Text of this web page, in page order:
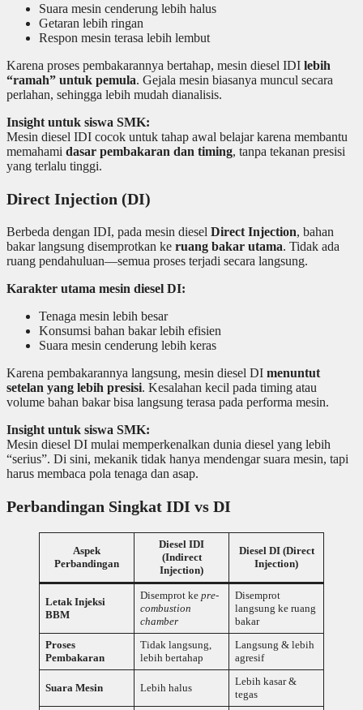
Suara mesin cenderung lebih halus
Getaran lebih ringan
Respon mesin terasa lebih lembut
Karena proses pembakarannya bertahap, mesin diesel IDI lebih
“ramah” untuk pemula. Gejala mesin biasanya muncul secara
perlahan, sehingga lebih mudah dianalisis.
Insight untuk siswa SMK:
Mesin diesel IDI cocok untuk tahap awal belajar karena membantu
memahami dasar pembakaran dan timing, tanpa tekanan presisi
yang terlalu tinggi.
Direct Injection (DI)
Berbeda dengan IDI, pada mesin diesel Direct Injection, bahan
bakar langsung disemprotkan ke ruang bakar utama. Tidak ada
ruang pendahuluan—semua proses terjadi secara langsung.
Karakter utama mesin diesel DI:
Tenaga mesin lebih besar
Konsumsi bahan bakar lebih efisien
Suara mesin cenderung lebih keras
Karena pembakarannya langsung, mesin diesel DI menuntut
setelan yang lebih presisi. Kesalahan kecil pada timing atau
volume bahan bakar bisa langsung terasa pada performa mesin.
Insight untuk siswa SMK:
Mesin diesel DI mulai memperkenalkan dunia diesel yang lebih
“serius”. Di sini, mekanik tidak hanya mendengar suara mesin, tapi
harus membaca pola tenaga dan asap.
Perbandingan Singkat IDI vs DI
Aspek
Perbandingan
Diesel IDI
(Indirect
Injection)
Diesel DI (Direct
Injection)
Letak Injeksi
BBM
Disemprot ke pre-
combustion
chamber
Disemprot
langsung ke ruang
bakar
Proses
Pembakaran
Tidak langsung,
lebih bertahap
Langsung & lebih
agresif
Suara Mesin Lebih halus
Lebih kasar &
tegas